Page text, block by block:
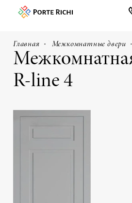
Главная Межкомнатные двери
R-line 4